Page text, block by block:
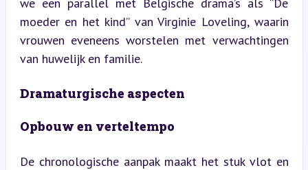
moeder en het kind” van Virginie Loveling, waarin
vrouwen eveneens worstelen met verwachtingen
van huwelijk en familie.
Dramaturgische aspecten
Opbouw en verteltempo
De chronologische aanpak maakt het stuk vlot en